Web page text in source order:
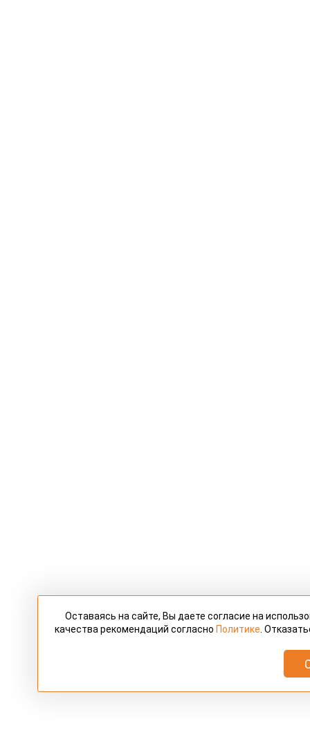
Оставаясь на сайте, Вы даете согласие на
качества рекомендаций согласно Политике .